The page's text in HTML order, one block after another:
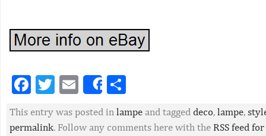
Facebook
Twitter
EmailShare
This entry was posted in lampe and tagged deco, lampe,
permalink. Follow any comments here with the RSS feed